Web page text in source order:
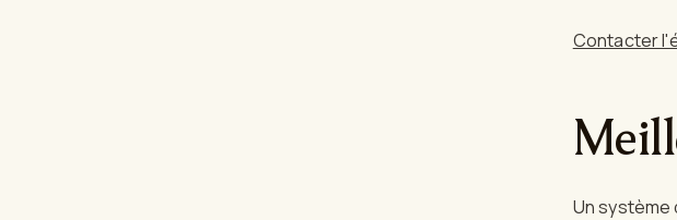
Contacter
Un système